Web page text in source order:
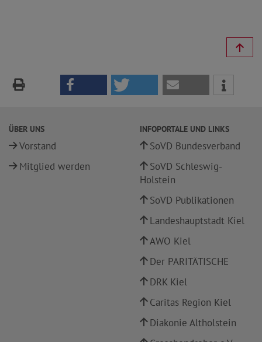
ÜBER UNS
Vorstand
Mitglied werden
INFOPORTALE UND LINKS
SoVD Bundesverband
SoVD Schleswig-
Holstein
SoVD Publikationen
Landeshauptstadt Kiel
AWO Kiel
Der PARITÄTISCHE
DRK Kiel
Caritas Region Kiel
Diakonie Altholstein